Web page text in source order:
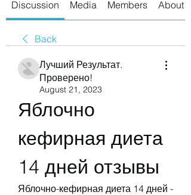
Discussion Media Members About
Back
Лучший Результат.
Проверено!
August 21, 2023
Яблочно
кефирная диета
14 дней отзывы
Яблочно-кефирная диета 14 дней -